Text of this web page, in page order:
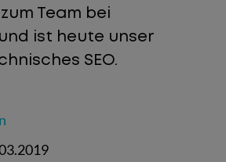
Team bei
ist heute unser
SEO.